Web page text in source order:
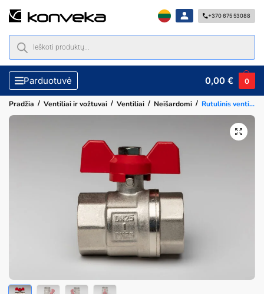
+370 675 53088
Parduotuvė 0,00€ 0
Pradžia / Ventiliai ir vožtuvai / Ventiliai / Neišardomi / Rutulinis ventilis trumpa rankena 1″ vidus-vidus